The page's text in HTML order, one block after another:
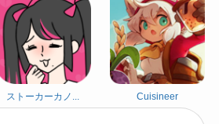
ストーカーカノ... Cuisineer